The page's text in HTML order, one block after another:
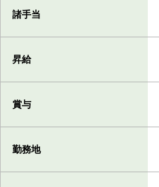
諸手当
昇給
賞与
勤務地